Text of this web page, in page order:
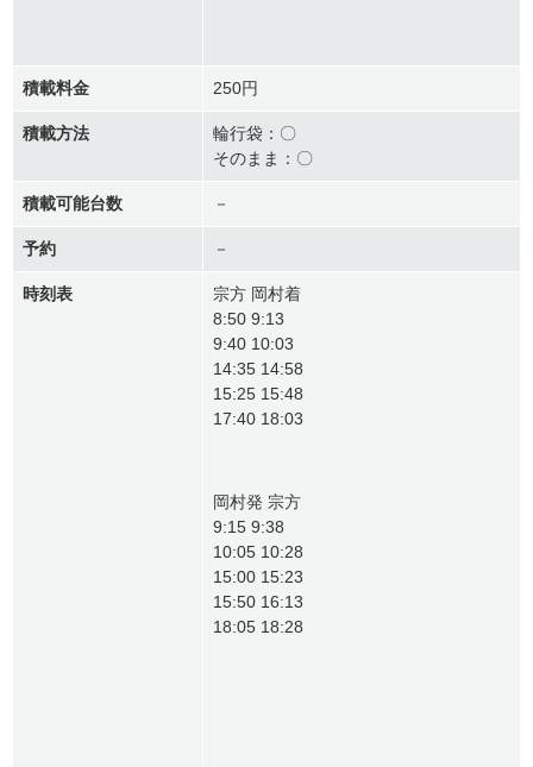
積載料金 250円
積載方法
輪行袋：〇
そのまま：〇
積載可能台数 －
予約 －
時刻表
宗方 岡村着
8:50 9:13
9:40 10:03
14:35 14:58
15:25 15:48
17:40 18:03
岡村発 宗方
9:15 9:38
10:05 10:28
15:00 15:23
15:50 16:13
18:05 18:28